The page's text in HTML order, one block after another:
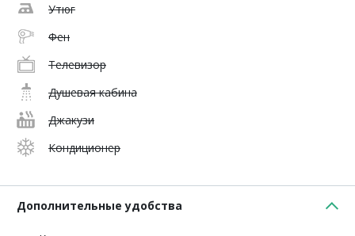
Утюг
Фен
Телевизор
Душевая кабина
Джакузи
Кондиционер
Дополнительные удобства